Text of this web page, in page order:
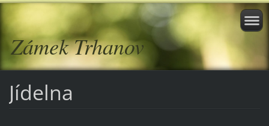
Zámek Trhanov
Jídelna